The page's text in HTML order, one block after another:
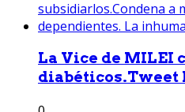
La Vice de MILEI